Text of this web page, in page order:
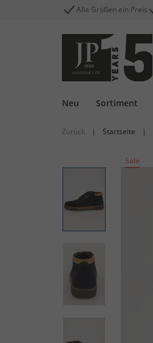
Alle Größen ein Preis
Neu Sortiment
Zurück | Startseite |
Sale